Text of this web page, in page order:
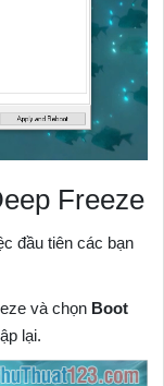
Freeze
đầu tiên các bạn
và chọn Boot
lại.